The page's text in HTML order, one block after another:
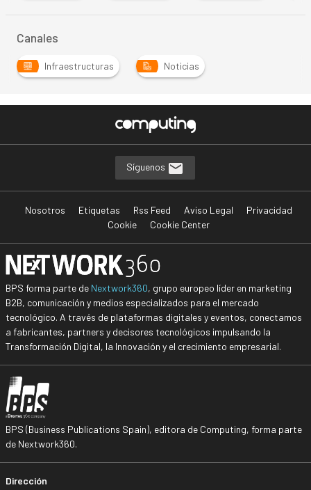
Canales
Infraestructuras Noticias
Síguenos
Nosotros Etiquetas Rss Feed Aviso Legal
Privacidad
Cookie
Cookie Center
BPS forma parte de Nextwork360, grupo europeo líder en marketing
B2B, comunicación y medios especializados para el mercado
tecnológico. A través de plataformas digitales y eventos, conectamos
a fabricantes, partners y decisores tecnológicos impulsando la
Transformación Digital, la Innovación y el crecimiento empresarial.
BPS (Business Publications Spain), editora de Computing, forma parte
de Nextwork360.
Dirección